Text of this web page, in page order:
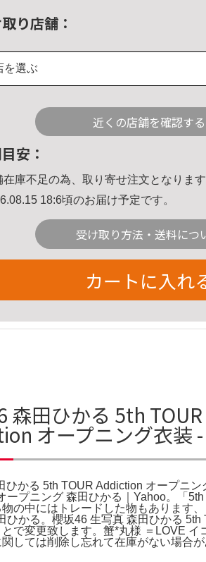
り店舗：
を選ぶ
近くの店舗を確認する
安：
在庫不足の為、取り寄せ注文となります
18:6頃のお届け予定です。
受け取り方法・送料につ
カートに入れ
森田ひかる 5th
オープニング衣装
ひかる 5th TOUR Addiction オープニ
ープニング 森田ひかる｜Yahoo。「
の中にはトレードした物もあります
ひかる。櫻坂46 生写真 森田ひかる
で変更致します。蟹*丸様 ＝LOVE
関しては削除し忘れて在庫がない場合